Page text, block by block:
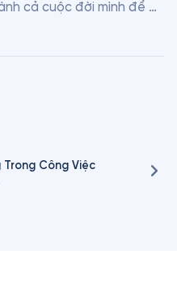
cả cuộc đời mình để
là một nhà nghiên cứu
Trong Công Việc